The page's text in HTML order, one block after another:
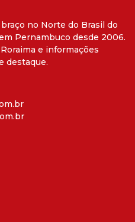
braço no Norte do Brasil do
Pernambuco desde 2006.
e informações
destaque.